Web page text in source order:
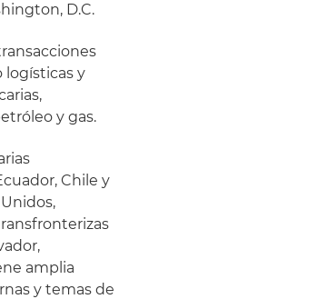
D.C.
logísticas y
y gas.
Chile y
amplia
y temas de